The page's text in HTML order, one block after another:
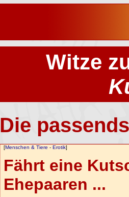
Witze
Die
[Menschen & Tiere - Erotik]
Fährt eine
Ehepaaren ...